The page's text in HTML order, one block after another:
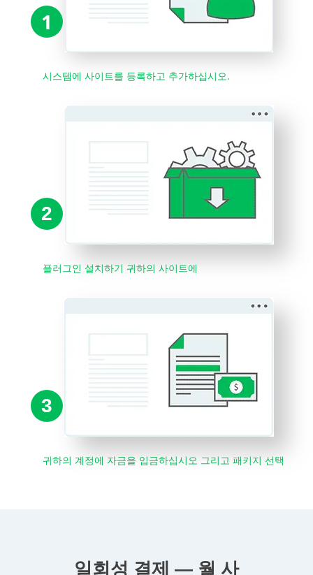
1
시스템에 사이트를 등록하고 추가하십시오.
2
플러그인 설치하기 귀하의 사이트에
3
귀하의 계정에 자금을 입금하십시오 그리고 패키지 선택
일회성 결제 — 월 사